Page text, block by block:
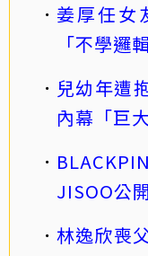
姜厚任女
「不學邏
兒幼年遭
內幕「巨
JISOO公
林逸欣喪